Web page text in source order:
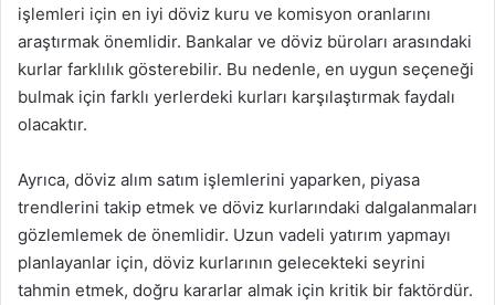
işlemleri için en iyi döviz kuru ve komisyon oranlarını
araştırmak önemlidir. Bankalar ve döviz büroları arasındaki
kurlar farklılık gösterebilir. Bu nedenle, en uygun seçeneği
bulmak için farklı yerlerdeki kurları karşılaştırmak faydalı
olacaktır.
Ayrıca, döviz alım satım işlemlerini yaparken, piyasa
trendlerini takip etmek ve döviz kurlarındaki dalgalanmaları
gözlemlemek de önemlidir. Uzun vadeli yatırım yapmayı
planlayanlar için, döviz kurlarının gelecekteki seyrini
tahmin etmek, doğru kararlar almak için kritik bir faktördür.